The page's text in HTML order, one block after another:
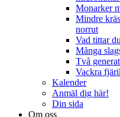
Monarker
Mindre
norrut
Vad tittar
Många
Två
Vackra
Kalender
Anmäl dig här!
Din sida
Om oss